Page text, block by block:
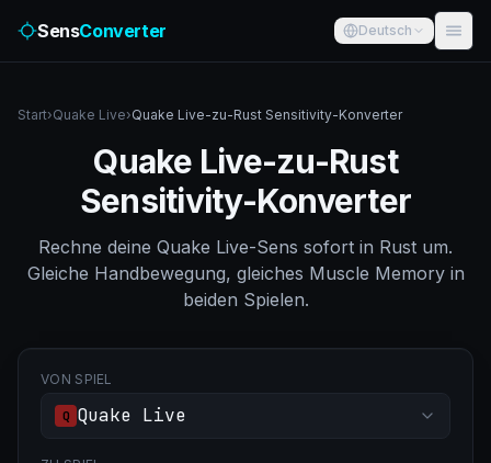
SensConverter Deutsch
Start›Quake Live›Quake Live-zu-Rust Sensitivity-Konverter
Quake Live-zu-Rust
Sensitivity-Konverter
Rechne deine Quake Live-Sens sofort in Rust um.
Gleiche Handbewegung, gleiches Muscle Memory in
beiden Spielen.
VON SPIEL
Q Quake Live